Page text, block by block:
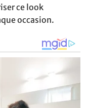
ce look
occasion.